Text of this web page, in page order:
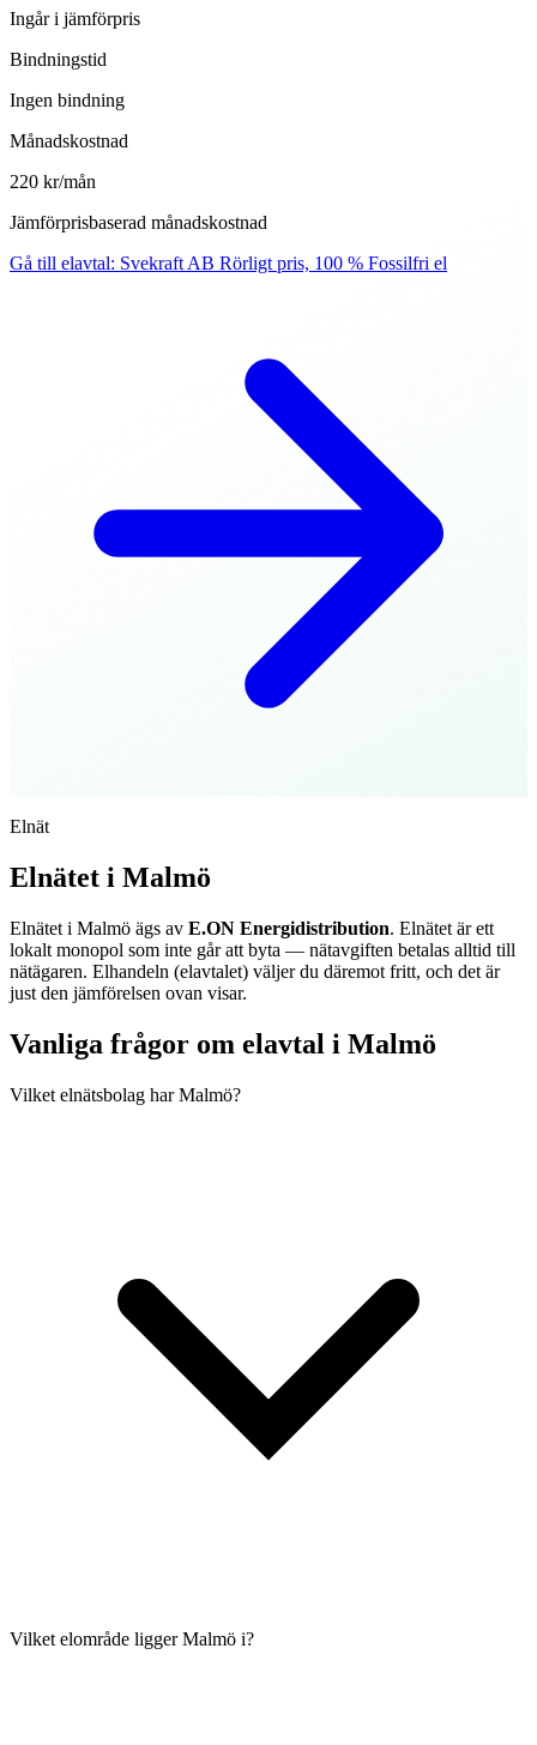
Ingår i jämförpris
Bindningstid
Ingen bindning
Månadskostnad
220 kr/mån
Jämförprisbaserad månadskostnad
Gå till elavtal: Svekraft AB Rörligt pris, 100 % Fossilfri el
Elnät
Elnätet i Malmö
Elnätet i Malmö ägs av E.ON Energidistribution. Elnätet är ett
lokalt monopol som inte går att byta — nätavgiften betalas alltid till
nätägaren. Elhandeln (elavtalet) väljer du däremot fritt, och det är
just den jämförelsen ovan visar.
Vanliga frågor om elavtal i Malmö
Vilket elnätsbolag har Malmö?
Vilket elområde ligger Malmö i?